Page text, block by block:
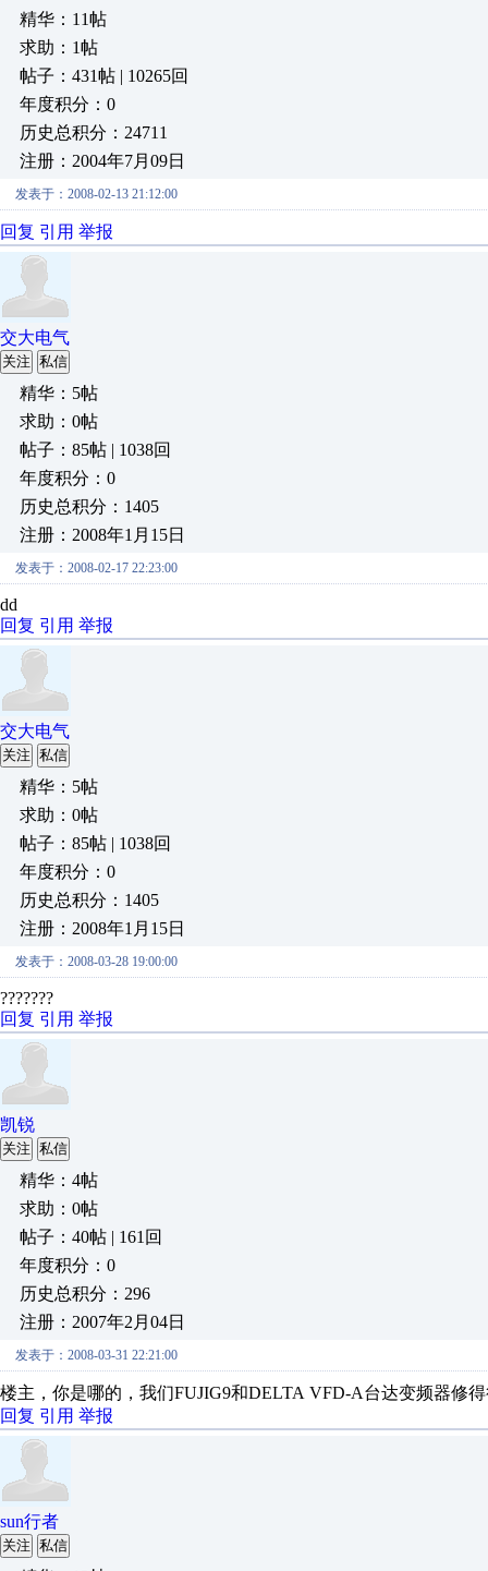
精华：11帖
求助：1帖
帖子：431帖 | 10265回
年度积分：0
历史总积分：24711
注册：2004年7月09日
发表于：2008-02-13 21:12:00
回复 引用 举报
交大电气
关注 私信
精华：5帖
求助：0帖
帖子：85帖 | 1038回
年度积分：0
历史总积分：1405
注册：2008年1月15日
发表于：2008-02-17 22:23:00
dd
回复 引用 举报
交大电气
关注 私信
精华：5帖
求助：0帖
帖子：85帖 | 1038回
年度积分：0
历史总积分：1405
注册：2008年1月15日
发表于：2008-03-28 19:00:00
???????
回复 引用 举报
凯锐
关注 私信
精华：4帖
求助：0帖
帖子：40帖 | 161回
年度积分：0
历史总积分：296
注册：2007年2月04日
发表于：2008-03-31 22:21:00
楼主，你是哪的，我们FUJIG9和DELTA VFD-A台达变频器修得
回复 引用 举报
sun行者
关注 私信